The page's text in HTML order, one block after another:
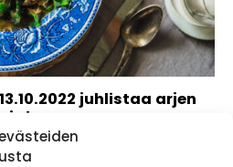
juhlistaa arjen